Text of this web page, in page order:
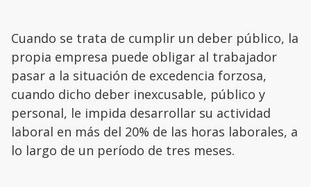
Cuando se trata de cumplir un deber público, la
propia empresa puede obligar al trabajador
pasar a la situación de excedencia forzosa,
cuando dicho deber inexcusable, público y
personal, le impida desarrollar su actividad
laboral en más del 20% de las horas laborales, a
lo largo de un período de tres meses.